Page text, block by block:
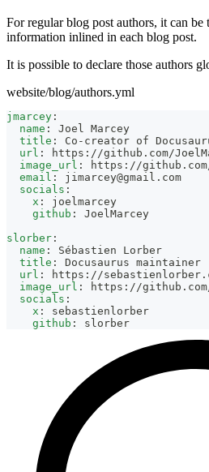
For regular blog post authors, it can be
information inlined in each blog post.
It is possible to declare those authors
website/blog/authors.yml
jmarcey :
name :
Joel Marcey
title : Co - creator of
url : https : //github.com/
image_url : https : //
email :
jimarcey@gmail.com
socials :
x :
joelmarcey
github :
JoelMarcey
slorber :
name :
Sébastien Lorber
title :
Docusaurus maintainer
url : https : //
image_url : https : //
socials :
x :
sebastienlorber
github : slorber